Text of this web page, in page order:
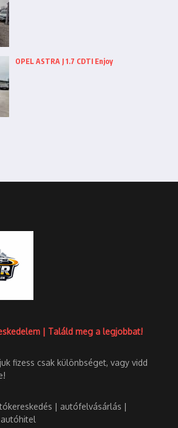
OPEL ASTRA J 1.7 CDTI Enjoy
| Találd meg a legjobbat!
fizess csak különbséget, vagy vidd
| autófelvásárlás |